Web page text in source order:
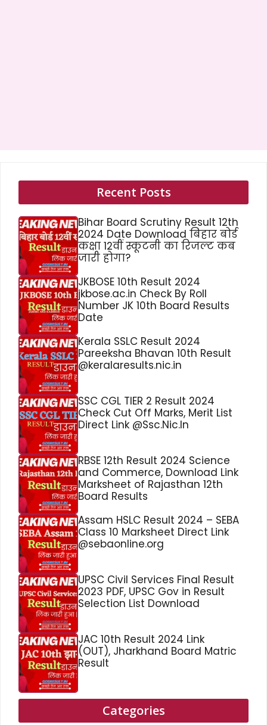
Recent Posts
Bihar Board Scrutiny Result 12th
2024 Date Download बिहार बोर्ड
कक्षा 12वीं स्कूटनी का रिजल्ट कब
जारी होगा?
JKBOSE 10th Result 2024
jkbose.ac.in Check By Roll
Number JK 10th Board Results
Date
Kerala SSLC Result 2024
Pareeksha Bhavan 10th Result
@keralaresults.nic.in
SSC CGL TIER 2 Result 2024
Check Cut Off Marks, Merit List
Direct Link @Ssc.Nic.In
RBSE 12th Result 2024 Science
and Commerce, Download Link
Marksheet of Rajasthan 12th
Board Results
Assam HSLC Result 2024 – SEBA
Class 10 Marksheet Direct Link
@sebaonline.org
UPSC Civil Services Final Result
2023 PDF, UPSC Gov in Result
Selection List Download
JAC 10th Result 2024 Link
(OUT), Jharkhand Board Matric
Result
Categories